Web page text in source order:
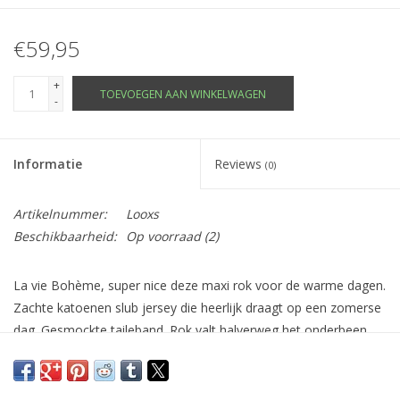
€59,95
+
-
TOEVOEGEN AAN WINKELWAGEN
Informatie Reviews (0)
Artikelnummer:
Looxs
Beschikbaarheid:
Op voorraad(2)
La vie Bohème, super nice deze maxi rok voor de warme dagen.
Zachte katoenen slub jersey die heerlijk draagt op een zomerse
dag. Gesmockte taileband. Rok valt halverweg het onderbeen.
Laatse maat 152